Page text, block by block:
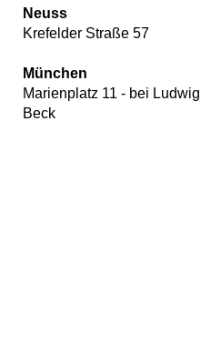
Neuss
Krefelder Straße 57
München
Marienplatz 11 - bei Ludwig
Beck